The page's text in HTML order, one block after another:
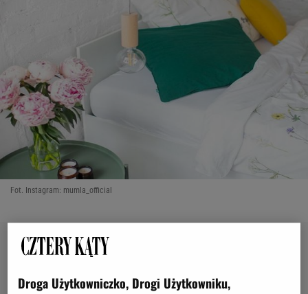
Fot. Instagram: mumla_official
Droga Użytkowniczko, Drogi Użytkowniku,